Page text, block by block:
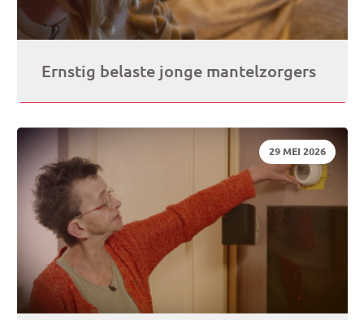
Ernstig belaste jonge mantelzorgers
DATUM:
29 MEI 2026